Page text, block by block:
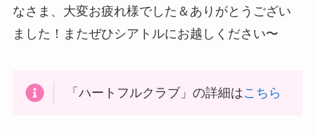
なさま、大変お疲れ様でした＆ありがとうござい
ました！またぜひシアトルにお越しください〜
「ハートフルクラブ」の詳細はこちら